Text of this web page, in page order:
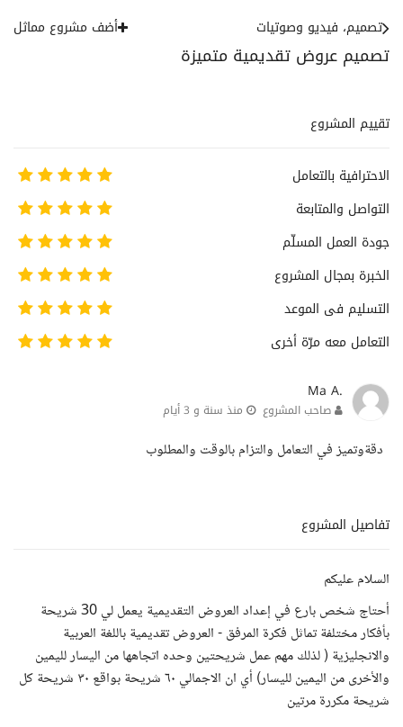
تصميم عروض تقديمية متميزة
تصميم، فيديو وصوتيات أضف مشروع مماثل
تقييم المشروع
الاحترافية بالتعامل
التواصل والمتابعة
جودة العمل المسلّم
الخبرة بمجال المشروع
التسليم فى الموعد
التعامل معه مرّة أخرى
Ma A.
صاحب المشروع منذ سنة و 3 أيام
دقةوتميز في التعامل والتزام بالوقت والمطلوب
تفاصيل المشروع
السلام عليكم
أحتاج شخص بارع في إعداد العروض التقديمية يعمل لي 30 شريحة
بأفكار مختلفة تماثل فكرة المرفق - العروض تقديمية باللغة العربية
والانجليزية ( لذلك مهم عمل شريحتين وحده اتجاهها من اليسار لليمين
والأخرى من اليمين لليسار) أي ان الاجمالي ٦٠ شريحة بواقع ٣٠ شريحة كل
شريحة مكررة مرتين